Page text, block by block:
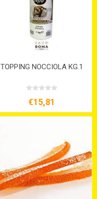
TOPPING NOCCIOLA KG.1
€15,81